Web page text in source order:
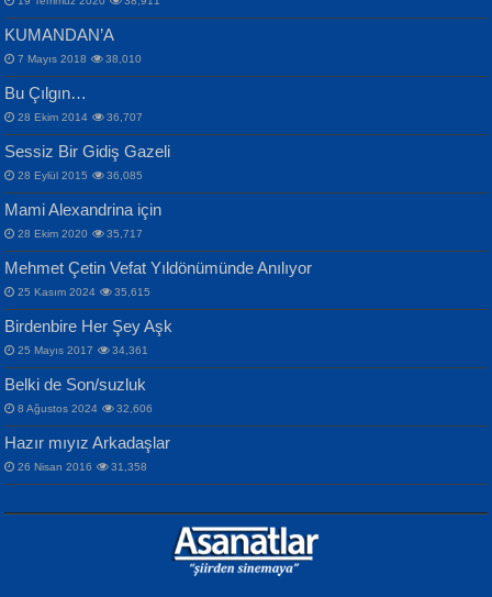
İPEK ACAR SERT
Gazze’nin Şecaati, Ümmetin İmtihanı...
MAHMUT GÜRBÜZ
İbrahim Olmak ve Bitirebilmek...
NURAN KÖSE BAYDAR
Selahattin Yıldız
İdrakimle Üşürken...
Songül Özel
Mahzen...
Ben Deniz Değilim ki...
ERDEM BAYAZIT
Sana, Bana, Vatanıma, Ülkemin
İnsanlarına Dair...
NAZIM HİKMET RAN
Bir Cezaevinde, Tecritteki Adamın
Mektupları...
KUMANDAN’A
7 Mayıs 2018 38,010
Bu Çılgın…
28 Ekim 2014 36,707
Sessiz Bir Gidiş Gazeli
28 Eylül 2015 36,085
Mami Alexandrina için
28 Ekim 2020 35,717
Mehmet Çetin Vefat Yıldönümünde Anılıyor
25 Kasım 2024 35,615
Birdenbire Her Şey Aşk
25 Mayıs 2017 34,361
Belki de Son/suzluk
8 Ağustos 2024 32,606
Hazır mıyız Arkadaşlar
26 Nisan 2016 31,358